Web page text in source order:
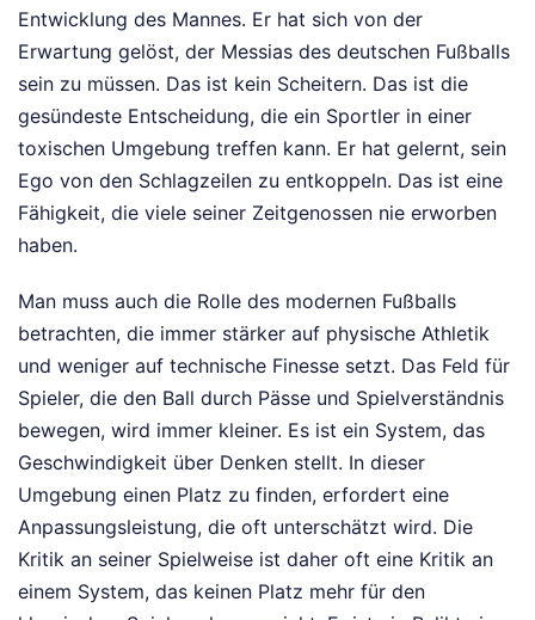
Entwicklung des Mannes. Er hat sich von der
Erwartung gelöst, der Messias des deutschen Fußballs
sein zu müssen. Das ist kein Scheitern. Das ist die
gesündeste Entscheidung, die ein Sportler in einer
toxischen Umgebung treffen kann. Er hat gelernt, sein
Ego von den Schlagzeilen zu entkoppeln. Das ist eine
Fähigkeit, die viele seiner Zeitgenossen nie erworben
haben.
Man muss auch die Rolle des modernen Fußballs
betrachten, die immer stärker auf physische Athletik
und weniger auf technische Finesse setzt. Das Feld für
Spieler, die den Ball durch Pässe und Spielverständnis
bewegen, wird immer kleiner. Es ist ein System, das
Geschwindigkeit über Denken stellt. In dieser
Umgebung einen Platz zu finden, erfordert eine
Anpassungsleistung, die oft unterschätzt wird. Die
Kritik an seiner Spielweise ist daher oft eine Kritik an
einem System, das keinen Platz mehr für den